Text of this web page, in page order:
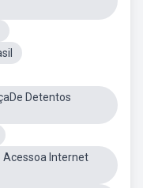
Detentos
Acessoa Internet